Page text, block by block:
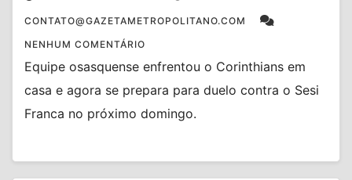
CONTATO@GAZETAMETROPOLITANO.COM
NENHUM COMENTÁRIO
Equipe osasquense enfrentou o Corinthians em
casa e agora se prepara para duelo contra o Sesi
Franca no próximo domingo.